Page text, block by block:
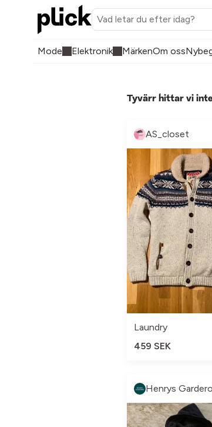
Mode Elektronik MärkenOm oss
Tyvärr hittar vi
AS_closet
Laundry
459 SEK
Henrys